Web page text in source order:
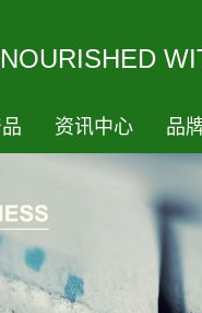
资讯中心 品